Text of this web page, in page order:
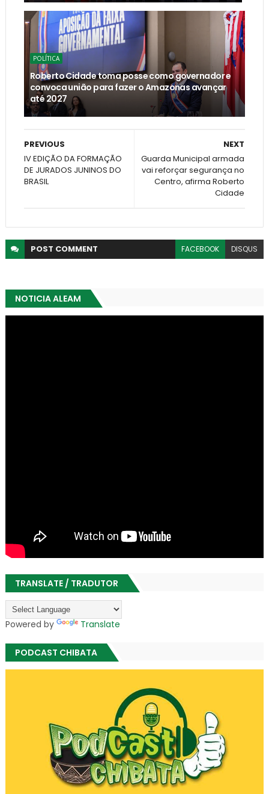
POLÍTICA
Roberto Cidade toma posse como governador e
convoca união para fazer o Amazonas avançar
até 2027
NEXT
Guarda Municipal armada
vai reforçar segurança no
Centro, afirma Roberto
Cidade
PREVIOUS
IV EDIÇÃO DA FORMAÇÃO
DE JURADOS JUNINOS DO
BRASIL
POST COMMENT FACEBOOK DISQUS
NOTICIA ALEAM
TRANSLATE / TRADUTOR
Powered by Translate
PODCAST CHIBATA